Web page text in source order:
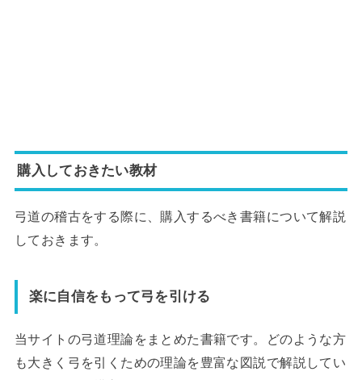
購入しておきたい教材
弓道の稽古をする際に、購入するべき書籍について解説
しておきます。
楽に自信をもって弓を引ける
当サイトの弓道理論をまとめた書籍です。どのような方
も大きく弓を引くための理論を豊富な図説で解説してい